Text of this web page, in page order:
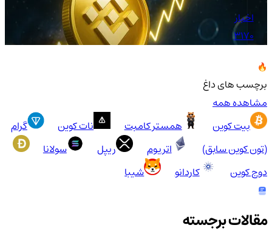
اخبار
3170
برچسب های داغ
مشاهده همه
بیت کوین
همستر کامبت نات کوین
گرام
(تون کوین سابق)
اتریوم ریپل
سولانا
دوج کوین
کاردانو شیبا
مقالات برجسته